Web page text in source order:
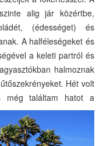
alig jár közértbe,
(édességet) és
A halféleségeket és
a keleti partról és
halmoznak
Hét volt
még találtam hatot a